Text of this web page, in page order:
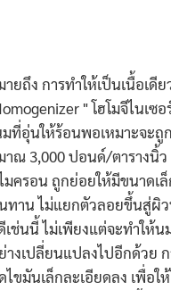
ยถึง การทำให้เป็นเนื้อเดี
" โฮโมจีไนเซ
ที่อุ่นให้ร้อนพอเหมาะจะ
ณ 3,000 ปอนด์/ตารางนิ้ว
ครอน ถูกย่อยให้มีขนาดเล็
ทาน ไม่แยกตัวลอยขึ้นสู่ผิ
ช่นนี้ ไม่เพียงแต่จะทำให้
เปลี่ยนแปลงไปอีกด้วย ก
ขมันเล็กละเอียดลง เพื่อ